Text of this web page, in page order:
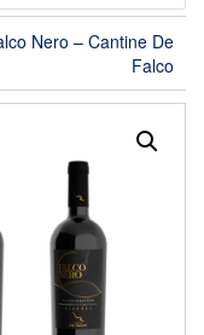
Nero – Cantine De
Falco